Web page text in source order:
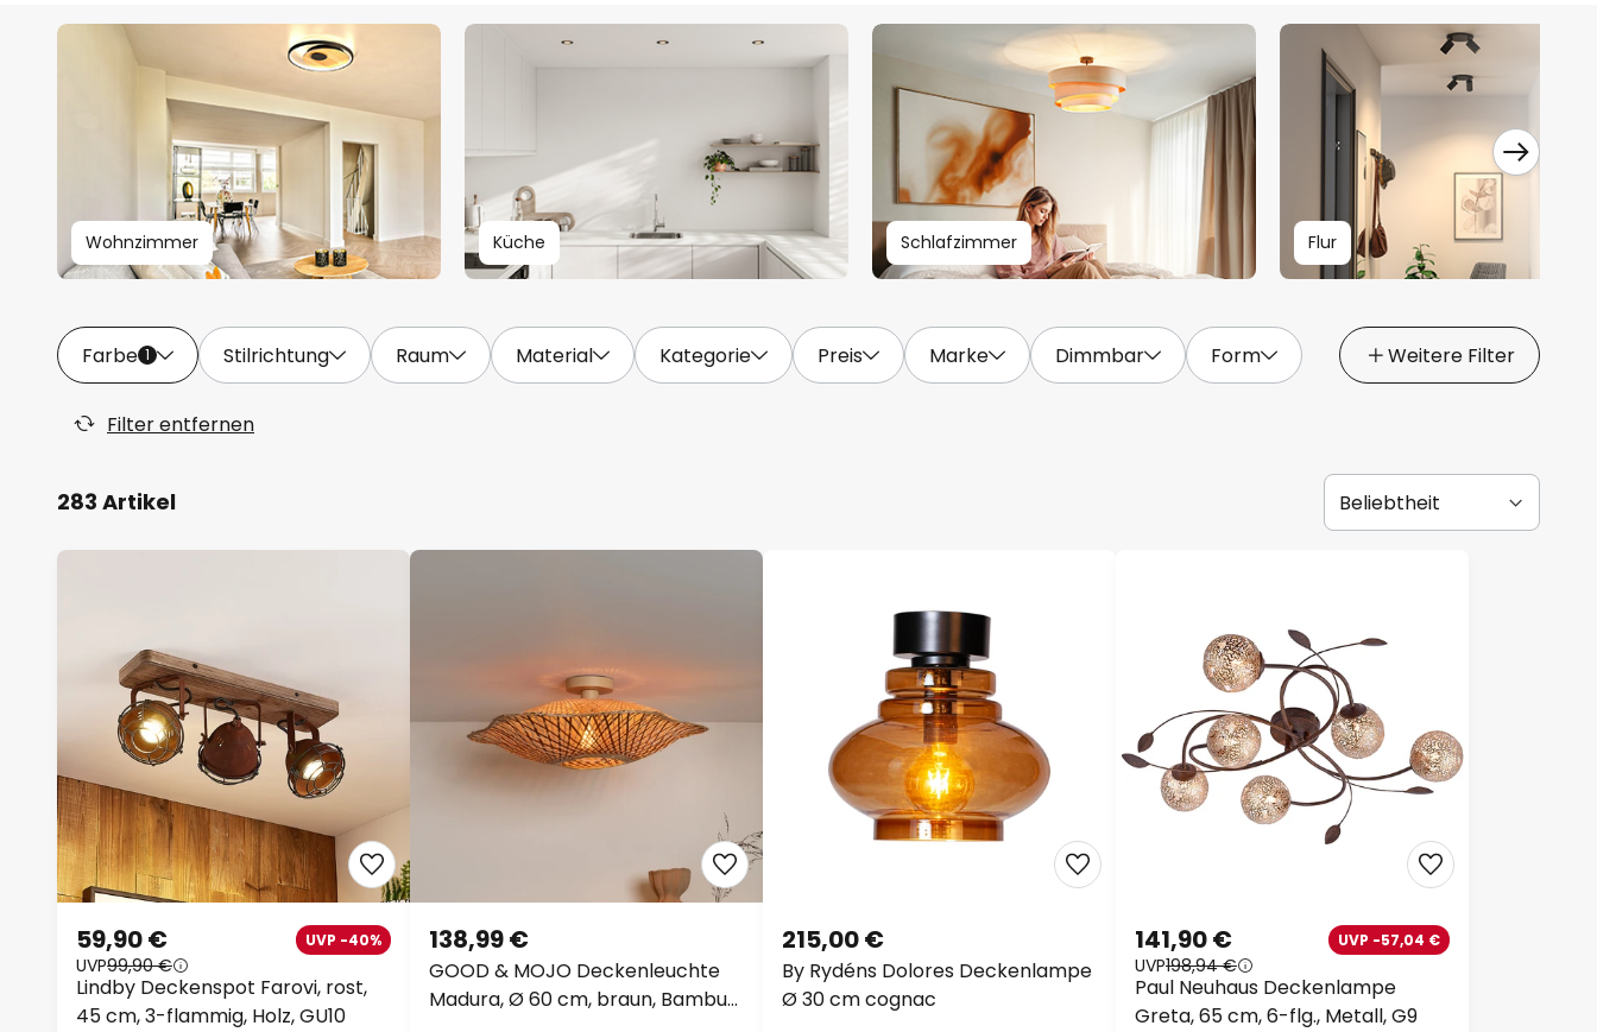
Wohnzimmer Küche Schlafzimmer Flur
Farbe 1 Stilrichtung Raum Material Kategorie Preis Marke Dimmbar Form Weitere Filter
Filter entfernen
283 Artikel
Lindby Deckenspot Farovi, rost,
45 cm, 3-flammig, Holz, GU10
59,90 € UVP -40%
UVP99,90 €
GOOD & MOJO Deckenleuchte
Madura, Ø 60 cm, braun, Bambus
138,99 €
By Rydéns Dolores Deckenlampe
Ø 30 cm cognac
215,00 €
Paul Neuhaus Deckenlampe
Greta, 65 cm, 6-flg., Metall, G9
141,90 € UVP -57,04 €
UVP198,94 €